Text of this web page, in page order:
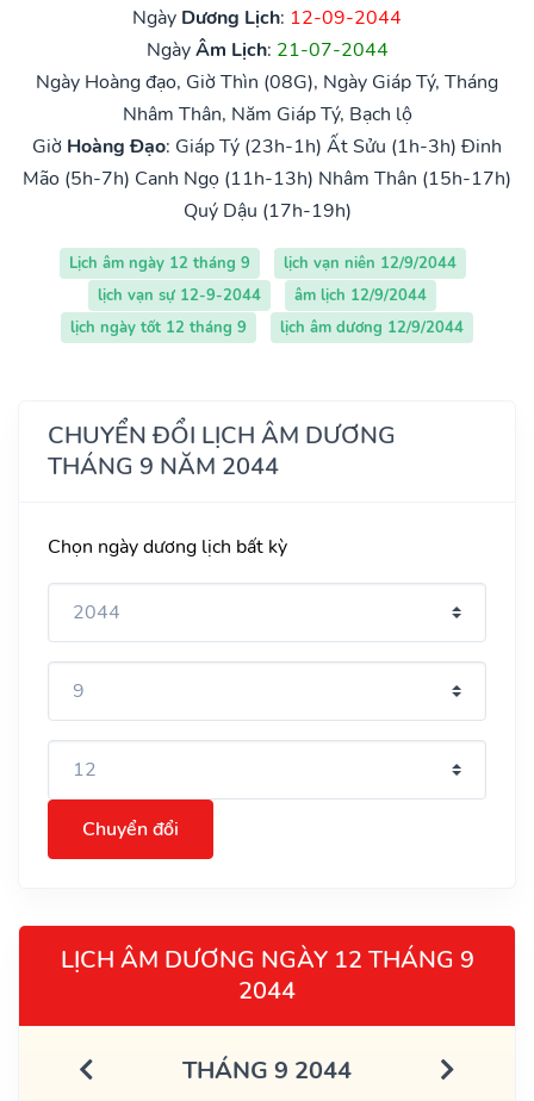
Ngày Dương Lịch: 12-09-2044
NgàyÂm Lịch: 21-07-2044
Ngày Hoàng đạo, Giờ Thìn (08G), Ngày Giáp Tý, Tháng
Nhâm Thân, Năm Giáp Tý, Bạch lộ
Giờ Hoàng Đạo: Giáp Tý (23h-1h) Ất Sửu (1h-3h) Đinh
Mão (5h-7h) Canh Ngọ (11h-13h) Nhâm Thân (15h-17h)
Quý Dậu (17h-19h)
Lịch âm ngày 12 tháng 9
lịch vạn niên 12/9/2044
lịch vạn sự 12-9-2044
âm lịch 12/9/2044
lịch ngày tốt 12 tháng 9
lịch âm dương 12/9/2044
CHUYỂN ĐỔI LỊCH ÂM DƯƠNG
THÁNG 9 NĂM 2044
Chọn ngày dương lịch bất kỳ
Chuyển đổi
LỊCH ÂM DƯƠNG NGÀY 12 THÁNG 9
2044
THÁNG 9 2044